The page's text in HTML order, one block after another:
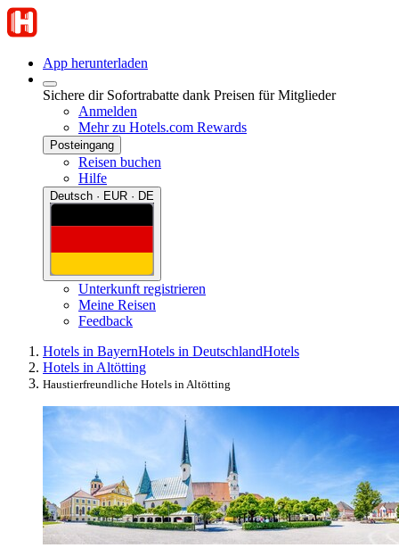
App herunterladen
Sichere dir Sofortrabatte dank Preisen für Mitglieder
Anmelden
Mehr zu Hotels.com Rewards
Posteingang
Reisen buchen
Hilfe
Deutsch · EUR · DE
Unterkunft registrieren
Meine Reisen
Feedback
Hotels in BayernHotels in DeutschlandHotels
Hotels in Altötting
Haustierfreundliche Hotels in Altötting